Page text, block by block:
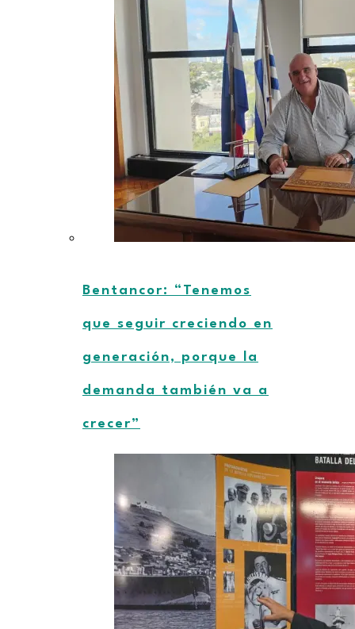
Bentancor: “Tenemos
que seguir creciendo en
generación, porque la
demanda también va a
crecer”